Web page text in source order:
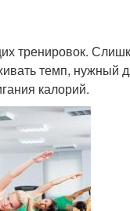
тренировок.
темп, нужный
калорий.